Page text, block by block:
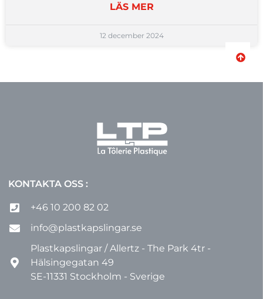
LÄS MER
12 december 2024
KONTAKTA OSS :
+46 10 200 82 02
info@plastkapslingar.se
Plastkapslingar / Allertz - The Park 4tr -
Hälsingegatan 49
SE-11331 Stockholm - Sverige